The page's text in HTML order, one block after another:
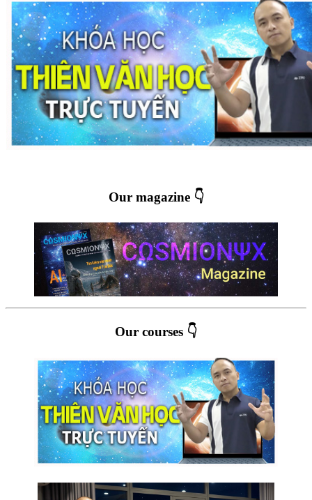
Our magazine 👇
Our courses 👇